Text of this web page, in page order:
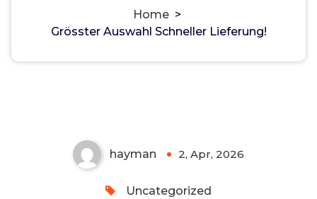
Home >
Grösster Auswahl Schneller Lieferung!
Grösster Auswahl Schneller
hayman 2, Apr, 2026
Uncategorized